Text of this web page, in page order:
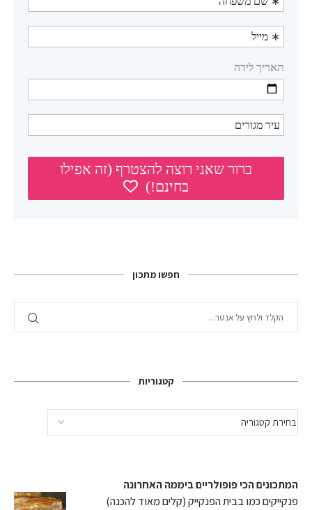
חפשו מתכון
קטגוריות
המתכונים הכי פופולריים ביממה האחרונה
פנקייקים כמו בבית הפנקייק (קלים מאוד להכנה)